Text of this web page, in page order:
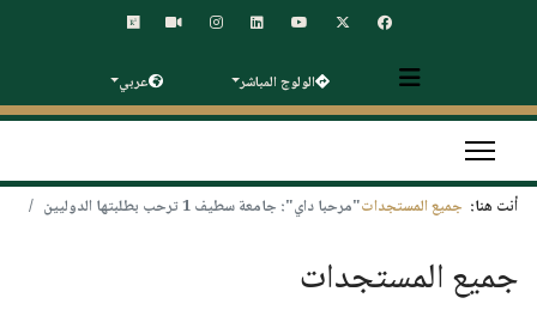
الولوج المباشر عربي
أنت هنا: جميع المستجدات"مرحبا داي": جامعة سطيف 1 ترحب بطلبتها الدوليين
جميع المستجدات